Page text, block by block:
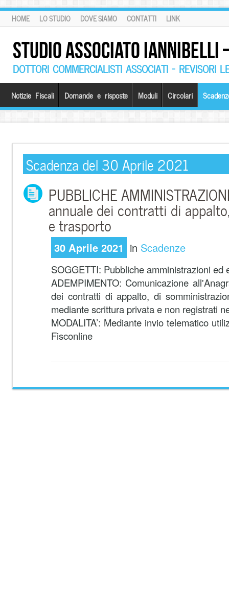
HOME LO STUDIO DOVE SIAMO CONTATTI LINK
STUDIO ASSOCIATO
DOTTORI COMMERCIALISTI ASSOCIATI – REVISORI
Notizie Fiscali Domande e risposte Moduli Circolari
Scadenza del 30 Aprile 2021
PUBBLICHE
annuale dei contratti di
e trasporto
30 Aprile 2021 in Scadenze
SOGGETTI: Pubbliche amministrazioni ed
ADEMPIMENTO: Comunicazione
dei contratti di appalto, di
mediante scrittura privata e non registrati
MODALITA’: Mediante invio telematico
Fisconline